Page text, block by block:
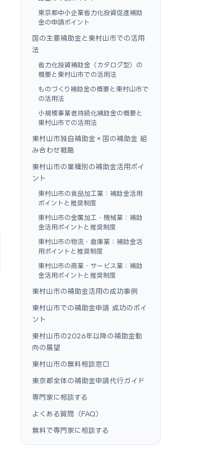
東京都中小企業省力化投資促進補助
金の申請ポイント
国の主要補助金と東村山市での活用
法
省力化投資補助金（カタログ型）の
概要と東村山市での活用法
ものづくり補助金の概要と東村山市で
の活用法
小規模事業者持続化補助金の概要と
東村山市での活用法
東村山市独自補助金×国の補助金 組
み合わせ戦略
東村山市の業種別の補助金活用ポイ
ント
東村山市の食品加工業：補助金活用
ポイントと推奨制度
東村山市の金属加工・機械業：補助
金活用ポイントと推奨制度
東村山市の物流・倉庫業：補助金活
用ポイントと推奨制度
東村山市の商業・サービス業：補助
金活用ポイントと推奨制度
東村山市の補助金活用の成功事例
東村山市での補助金申請 成功のポイ
ント
東村山市の2026年以降の補助金動
向の展望
東村山市の無料相談窓口
東京都全体の補助金申請代行ガイド
専門家に相談する
よくある質問（FAQ）
無料で専門家に相談する